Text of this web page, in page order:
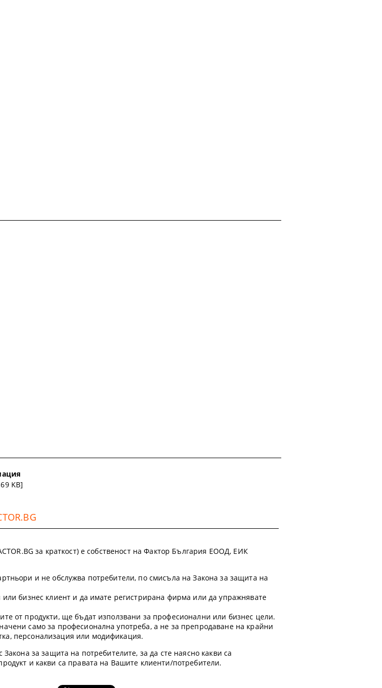
KB]
за краткост) е собственост на Фактор България ЕООД, ЕИК
и не обслужва потребители, по смисъла на Закона за защита на
бизнес клиент и да имате регистрирана фирма или да упражнявате
от продукти, ще бъдат използвани за професионални или бизнес цели.
само за професионална употреба, а не за препродаване на крайни
персонализация или модификация.
за защита на потребителите, за да сте наясно какви са
и какви са правата на Вашите клиенти/потребители.